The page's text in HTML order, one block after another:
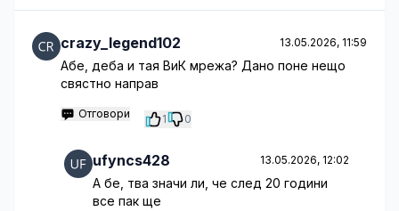
crazy_legend102 13.05.2026, 11:59
Абе, деба и тая ВиК мрежа? Дано поне нещо
свястно направ
Отговори 1 0
ufyncs428 13.05.2026, 12:02
А бе, тва значи ли, че след 20 години
все пак ще